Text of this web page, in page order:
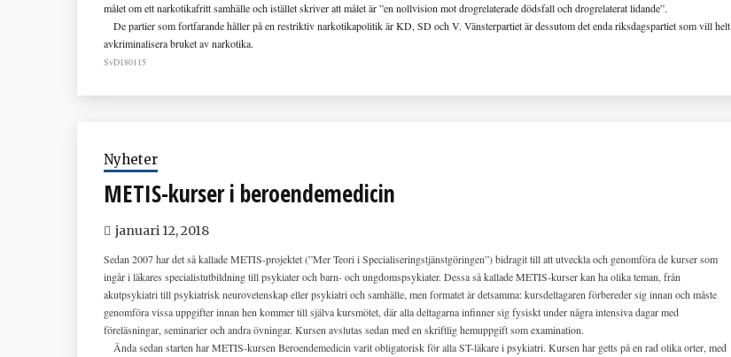
målet om ett narkotikafritt samhälle och istället skriver att målet är ”en nollvision mot drogrelaterade dödsfall och drogrelaterat lidande”.
De partier som fortfarande håller på en restriktiv narkotikapolitik är KD, SD och V. Vänsterpartiet är dessutom det enda riksdagspartiet som vill helt
avkriminalisera bruket av narkotika.
SvD180115
Nyheter
METIS-kurser i beroendemedicin
januari 12, 2018
Sedan 2007 har det så kallade METIS-projektet (”Mer Teori i Specialiseringstjänstgöringen”) bidragit till att utveckla och genomföra de kurser som
ingår i läkares specialistutbildning till psykiater och barn- och ungdomspsykiater. Dessa så kallade METIS-kurser kan ha olika teman, från
akutpsykiatri till psykiatrisk neurovetenskap eller psykiatri och samhälle, men formatet är detsamma: kursdeltagaren förbereder sig innan och måste
genomföra vissa uppgifter innan hen kommer till själva kursmötet, där alla deltagarna infinner sig fysiskt under några intensiva dagar med
föreläsningar, seminarier och andra övningar. Kursen avslutas sedan med en skriftlig hemuppgift som examination.
Ända sedan starten har METIS-kursen Beroendemedicin varit obligatorisk för alla ST-läkare i psykiatri. Kursen har getts på en rad olika orter, med